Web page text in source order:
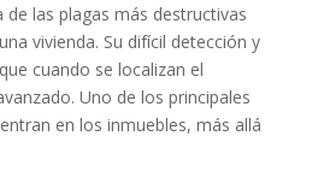
las plagas más destructivas
vivienda. Su difícil detección y
cuando se localizan el
Uno de los principales
en los inmuebles, más allá